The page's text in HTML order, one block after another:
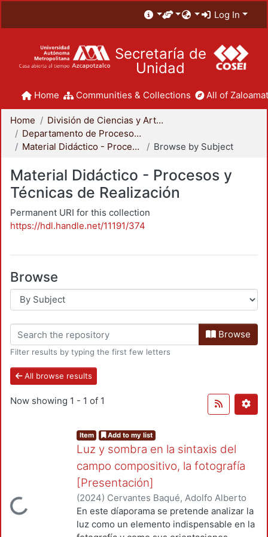
Log In
Secretaría de
Unidad
Home Communities & Collections All of
Home
División de Ciencias y Artes para el Diseño
Departamento de Procesos y Técnicas de Realización
Material Didáctico - Procesos y Técnicas de Realización
Browse by Subject
Material Didáctico - Procesos y
Técnicas de Realización
Permanent URI for this collection
https://hdl.handle.net/11191/374
Browse
Browse
Filter results by typing the first few letters
All browse results
Now showing 1 - 1 of 1
Loading...
Item Add to my list
Luz y sombra en la sintaxis del
campo compositivo, la fotografía
[Presentación]
(2024) Cervantes Baqué, Adolfo Alberto
En este díaporama se pretende analizar la
luz como un elemento indispensable en la